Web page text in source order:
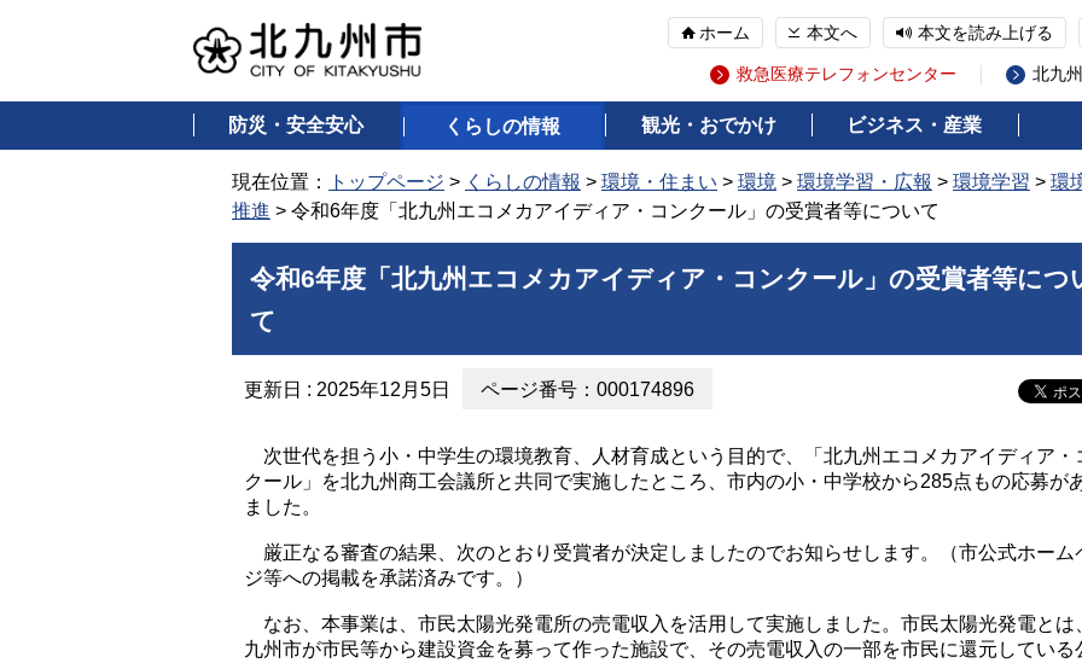
ホーム 本文へ 本文を読み上げる
救急医療テレフォンセンター 北九
防災・安全安心 くらしの情報 観光・おでかけ ビジネス・産業
現在位置： トップページ > くらしの情報 > 環境・住まい > 環境 > 環境学習・広報 > 環境学習 > 環
推進 > 令和6年度「北九州エコメカアイディア・コンクール」の受賞者等について
令和6年度「北九州エコメカアイディア・コンクール」の受賞者等につ
て
更新日 : 2025年12月5日 ページ番号：000174896
次世代を担う小・中学生の環境教育、人材育成という目的で、「北九州エコメカアイディア・
クール」を北九州商工会議所と共同で実施したところ、市内の小・中学校から285点もの応募が
ました。
厳正なる審査の結果、次のとおり受賞者が決定しましたのでお知らせします。（市公式ホーム
ジ等への掲載を承諾済みです。）
なお、本事業は、市民太陽光発電所の売電収入を活用して実施しました。市民太陽光発電とは
九州市が市民等から建設資金を募って作った施設で、その売電収入の一部を市民に還元している